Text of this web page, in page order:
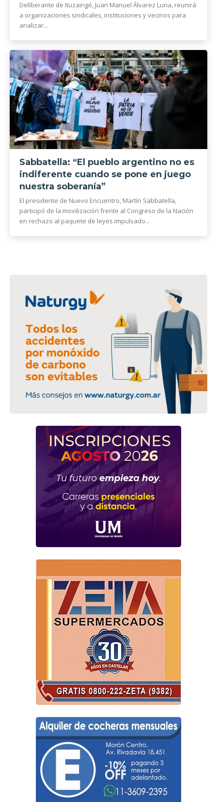
Deliberante de Ituzaingó, Juan Manuel Álvarez Luna, reunirá
a organizaciones sindicales, instituciones y vecinos para
analizar...
Sabbatella: “El pueblo argentino no es
indiferente cuando se pone en juego
nuestra soberanía”
El presidente de Nuevo Encuentro, Martín Sabbatella,
participó de la movilización frente al Congreso de la Nación
en rechazo al paquete de leyes impulsado...